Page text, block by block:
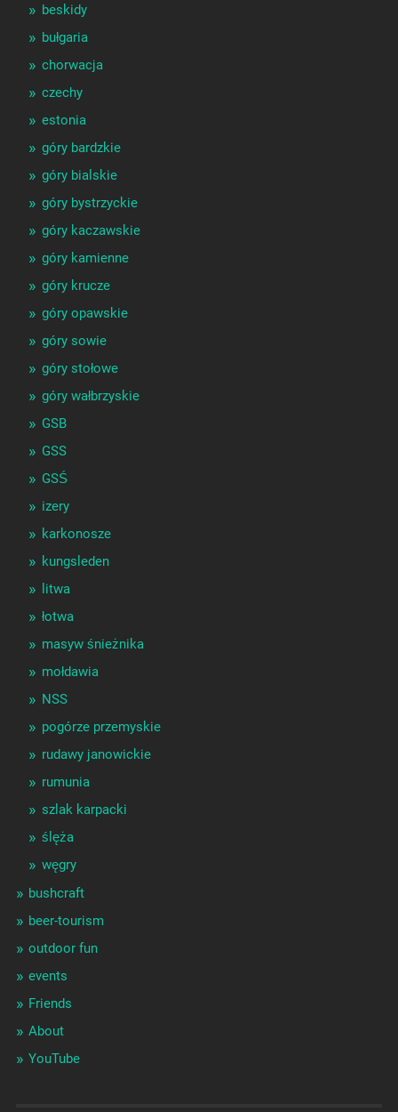
beskidy
bułgaria
chorwacja
czechy
estonia
góry bardzkie
góry bialskie
góry bystrzyckie
góry kaczawskie
góry kamienne
góry krucze
góry opawskie
góry sowie
góry stołowe
góry wałbrzyskie
GSB
GSS
GSŚ
izery
karkonosze
kungsleden
litwa
łotwa
masyw śnieżnika
mołdawia
NSS
pogórze przemyskie
rudawy janowickie
rumunia
szlak karpacki
ślęża
węgry
bushcraft
beer-tourism
outdoor fun
events
Friends
About
YouTube